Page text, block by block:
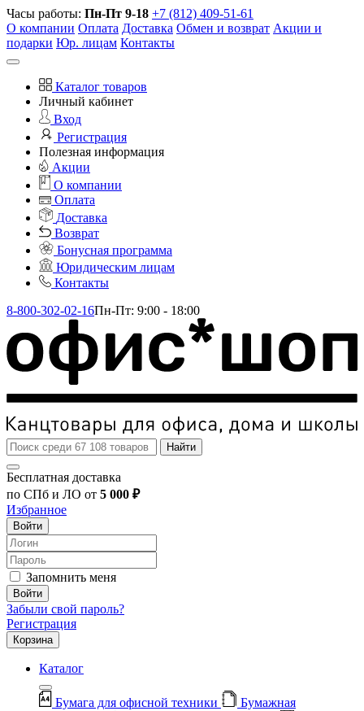
Часы работы: Пн-Пт 9-18 +7 (812) 409-51-61
О компании Оплата Доставка Обмен и возврат Акции и
подарки Юр. лицам Контакты
Каталог товаров
Личный кабинет
Вход
Регистрация
Полезная информация
Акции
О компании
Оплата
Доставка
Возврат
Бонусная программа
Юридическим лицам
Контакты
8-800-302-02-16Пн-Пт: 9:00 - 18:00
Найти
Бесплатная доставка
по СПб и ЛО от 5 000 ₽
Избранное
Войти
Запомнить меня
Войти
Забыли свой пароль?
Регистрация
Корзина
Каталог
Бумага для офисной техники
Бумажная